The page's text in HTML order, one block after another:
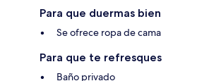
Para que duermas bien
Se ofrece ropa de cama
Para que te refresques
Baño privado